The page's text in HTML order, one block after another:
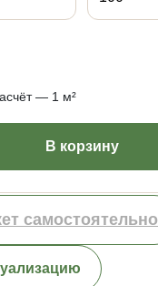
— 1 м²
В корзину
самостоятельно